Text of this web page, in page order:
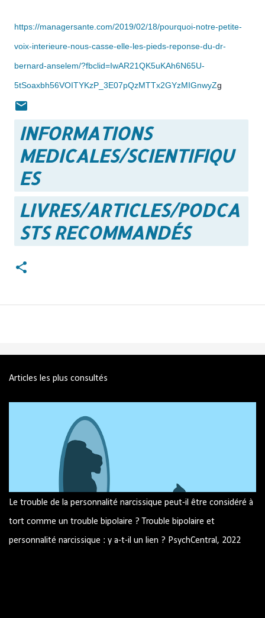
https://managersante.com/2019/02/18/pourquoi-notre-petite-
voix-interieure-nous-casse-elle-les-pieds-reponse-du-dr-
bernard-anselem/?fbclid=IwAR21QK5uKAh6N65U-
5tSoaxbh56VOITYKzP_3E07pQzMTTx2GYzMIGnwyZg
INFORMATIONS
MEDICALES/SCIENTIFIQU
ES
LIVRES/ARTICLES/PODCA
STS RECOMMANDÉS
Articles les plus consultés
Le trouble de la personnalité narcissique peut-il être considéré à
tort comme un trouble bipolaire ? Trouble bipolaire et
personnalité narcissique : y a-t-il un lien ? PsychCentral, 2022